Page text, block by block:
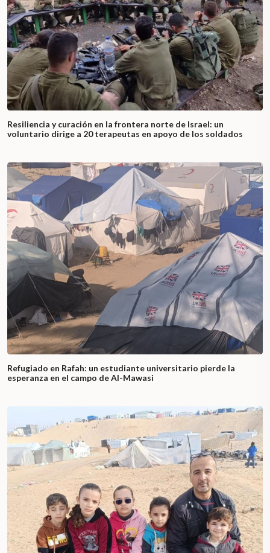
Resiliencia y curación en la frontera norte de Israel: un
voluntario dirige a 20 terapeutas en apoyo de los soldados
Refugiado en Rafah: un estudiante universitario pierde la
esperanza en el campo de Al-Mawasi